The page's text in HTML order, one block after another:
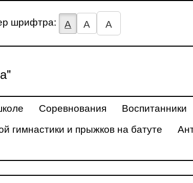
шрифтра: А А А
Соревнования Воспитанники
гимнастики и прыжков на батуте